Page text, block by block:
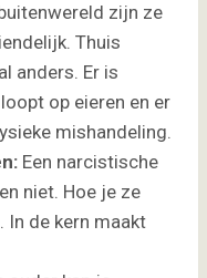
zijn ze
Thuis
anders. Er is
op eieren en er
mishandeling.
Een narcistische
niet. Hoe je ze
In de kern maakt